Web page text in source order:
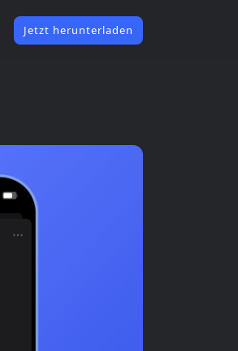
Jetzt herunterladen